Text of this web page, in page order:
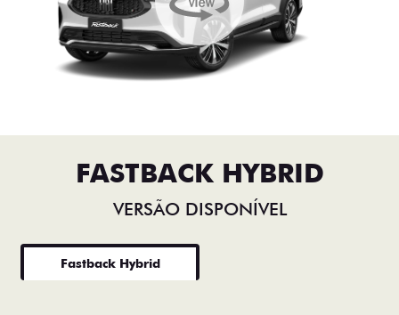
FASTBACK HYBRID
VERSÃO DISPONÍVEL
Fastback Hybrid